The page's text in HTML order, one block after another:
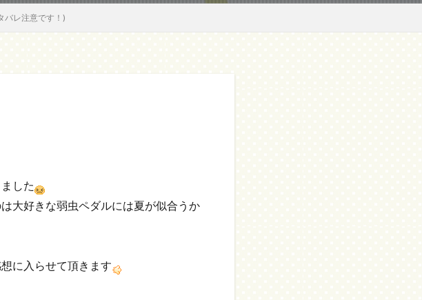
バレ注意です！)
した
大好きな弱虫ペダルには夏が似合うか
に入らせて頂きます